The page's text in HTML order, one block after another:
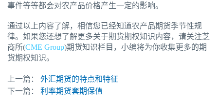
事件等等都会对农产品价格产生一定的影响。
通过以上内容了解，相信您已经知道农产品期货季节性规
律。如果您还想了解更多关于期货期权知识内容，请关注芝
商所(CME Group)期货知识栏目，小编将为你收集更多的期
货期权知识。
上一篇：
外汇期货的特点和特征
下一篇：
利率期货套期保值